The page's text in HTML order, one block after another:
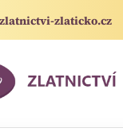
zlaticko.cz